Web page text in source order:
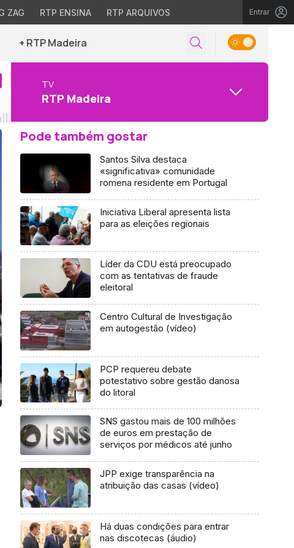
ZAG RTP ENSINA RTP ARQUIVOS Entrar
+ RTP Madeira
TV
RTP Madeira
Pode também gostar
Santos Silva destaca
«significativa» comunidade
romena residente em Portugal
Iniciativa Liberal apresenta lista
para as eleições regionais
Líder da CDU está preocupado
com as tentativas de fraude
eleitoral
Centro Cultural de Investigação
em autogestão (vídeo)
PCP requereu debate
potestativo sobre gestão danosa
do litoral
SNS gastou mais de 100 milhões
de euros em prestação de
serviços por médicos até junho
JPP exige transparência na
atribuição das casas (vídeo)
Há duas condições para entrar
nas discotecas (áudio)